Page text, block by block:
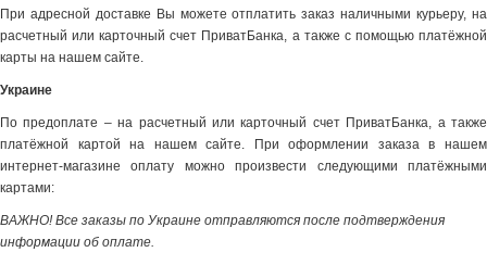
При адресной доставке Вы можете отплатить заказ наличными курьеру, на
расчетный или карточный счет ПриватБанка, а также с помощью платёжной
карты на нашем сайте.
Украине
По предоплате – на расчетный или карточный счет ПриватБанка, а также
платёжной картой на нашем сайте. При оформлении заказа в нашем
интернет-магазине оплату можно произвести следующими платёжными
картами:
ВАЖНО! Все заказы по Украине отправляются после подтверждения
информации об оплате.